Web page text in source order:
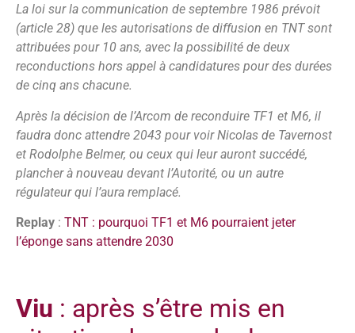
La loi sur la communication de septembre 1986 prévoit
(article 28) que les autorisations de diffusion en TNT sont
attribuées pour 10 ans, avec la possibilité de deux
reconductions hors appel à candidatures pour des durées
de cinq ans chacune.
Après la décision de l’Arcom de reconduire TF1 et M6, il
faudra donc attendre 2043 pour voir Nicolas de Tavernost
et Rodolphe Belmer, ou ceux qui leur auront succédé,
plancher à nouveau devant l’Autorité, ou un autre
régulateur qui l’aura remplacé.
Replay : TNT : pourquoi TF1 et M6 pourraient jeter
l’éponge sans attendre 2030
Viu : après s’être mis en